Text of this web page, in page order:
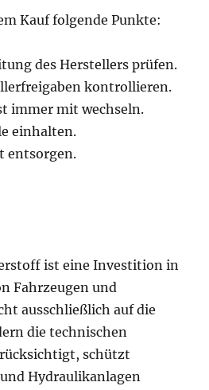
Kauf folgende Punkte:
des Herstellers prüfen.
kontrollieren.
immer mit wechseln.
einhalten.
entsorgen.
ist eine Investition in
Fahrzeugen und
ausschließlich auf die
die technischen
schützt
Hydraulikanlagen